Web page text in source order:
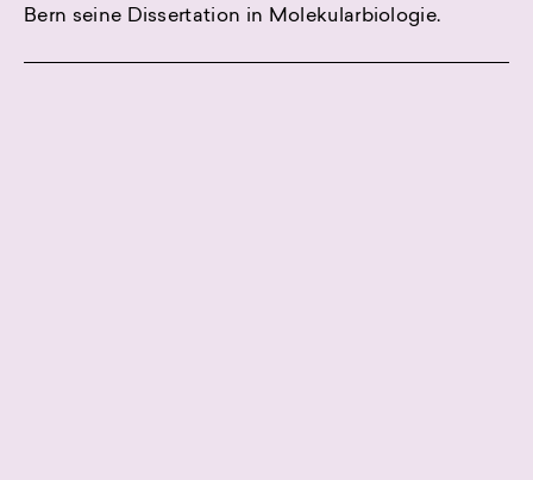
Bern seine Dissertation in Molekularbiologie.